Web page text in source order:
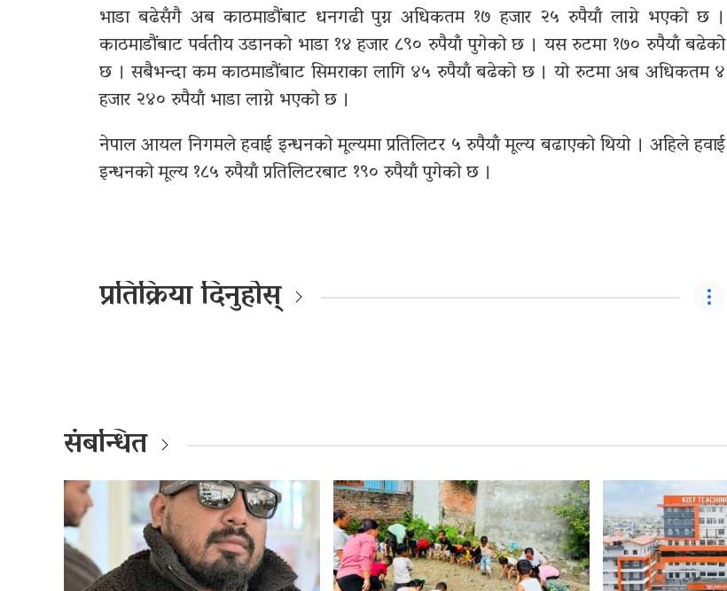
भाडा बढेसँगै अब काठमाडौंबाट धनगढी पुग्न अधिकतम १७ हजार २५ रुपैयाँ लाग्ने भएको छ ।
काठमाडौंबाट पर्वतीय उडानको भाडा १४ हजार ८९० रुपैयाँ पुगेको छ । यस रुटमा १७० रुपैयाँ बढेको
छ । सबैभन्दा कम काठमाडौंबाट सिमराका लागि ४५ रुपैयाँ बढेको छ । यो रुटमा अब अधिकतम ४
हजार २४० रुपैयाँ भाडा लाग्ने भएको छ ।
नेपाल आयल निगमले हवाई इन्धनको मूल्यमा प्रतिलिटर ५ रुपैयाँ मूल्य बढाएको थियो । अहिले हवाई
इन्धनको मूल्य १८५ रुपैयाँ प्रतिलिटरबाट १९० रुपैयाँ पुगेको छ ।
प्रतिक्रिया दिनुहोस्
संबन्धित